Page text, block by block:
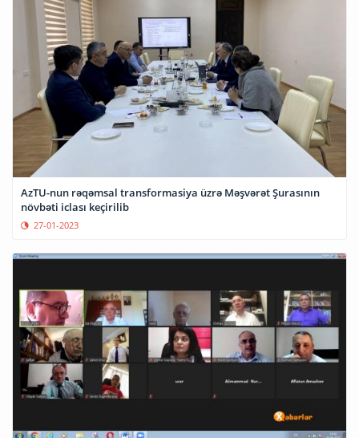
AzTU-nun rəqəmsal transformasiya üzrə Məşvərət Şurasının
növbəti iclası keçirilib
27-01-2023